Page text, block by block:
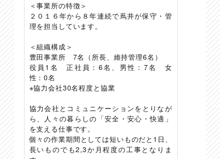
＜事業所の特徴＞
２０１６年から８年連続で蔦井が保守・管
理を担当しています。
＜組織構成＞
豊田事業所 7名（所長、維持管理6名）
役員1名 正社員：6名、男性：7名 女
性：0名
※協力会社30名程度と協業
協力会社とコミュニケーションをとりなが
ら、人々の暮らしの「安全・安心・快適」
を支える仕事です。
個々の作業期間としては短いものだと1日、
長いものでも2,3か月程度の工事となりま